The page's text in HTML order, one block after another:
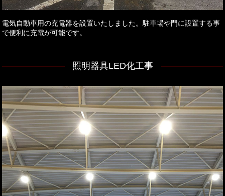
電気自動車用の充電器を設置いたしました。駐車場や門に設置する事
で便利に充電が可能です。
照明器具LED化工事